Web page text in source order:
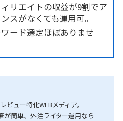
リエイトの収益が9割でア
ンスがなくても運用可。
ード選定ほぼありませ
ビュー特化WEBメディア。
が簡単、外注ライター運用なら